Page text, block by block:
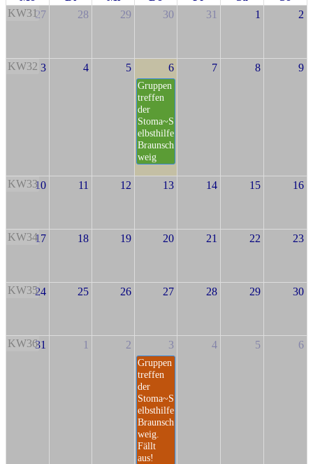
KW3127 28 29 30 31 1 2
KW32 3 4 5 6
Gruppen
treffen
der
Stoma~S
elbsthilfe
Braunsch
weig
7 8 9
KW3310 11 12 13 14 15 16
KW3417 18 19 20 21 22 23
KW3524 25 26 27 28 29 30
KW3631 1 2 3
Gruppen
treffen
der
Stoma~S
elbsthilfe
Braunsch
weig.
Fällt
aus!
4 5 6